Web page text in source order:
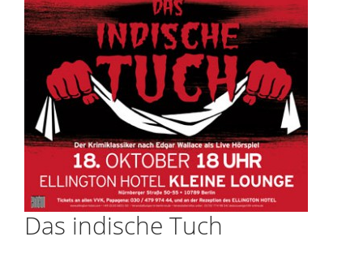
Das indische Tuch